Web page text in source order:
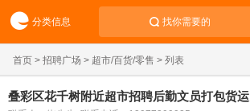
分类信息 找你需要的
首页 > 招聘广场 > 超市/百货/零售 > 列表
叠彩区花千树附近超市招聘后勤文员打包货运